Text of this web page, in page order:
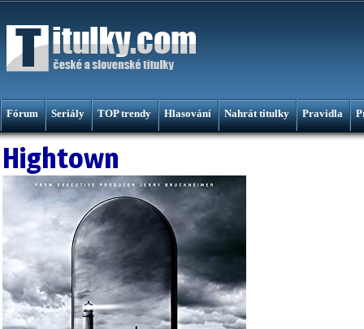
Fórum Seriály TOP trendy Hlasování Nahrát titulky Pravidla
Hightown